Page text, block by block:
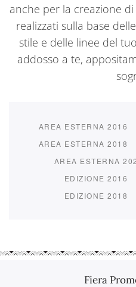
anche per la creazione
realizzati sulla base
stile e delle linee del
addosso a te,
AREA ESTERNA 2016
AREA ESTERNA 2018
AREA ESTERNA
EDIZIONE 2016
EDIZIONE 2018
Fiera